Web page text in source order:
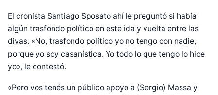
El cronista Santiago Sposato ahí le preguntó si había
algún trasfondo político en este ida y vuelta entre las
divas. «No, trasfondo político yo no tengo con nadie,
porque yo soy casanística. Yo todo lo que tengo lo hice
yo», le contestó.
«Pero vos tenés un público apoyo a (Sergio) Massa y